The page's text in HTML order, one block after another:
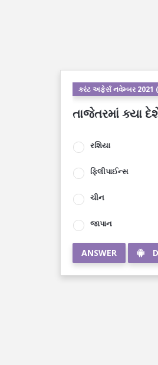
કરંટ અફેર્સ નવેમ્બર
તાજેતરમાં ક્યા
રશિયા
ફિલીપાઈન્સ
ચીન
જાપાન
ANSWER